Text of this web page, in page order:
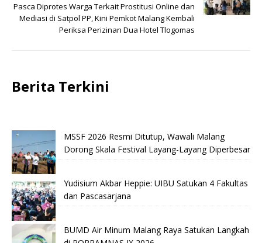
Pasca Diprotes Warga Terkait Prostitusi Online dan
Mediasi di Satpol PP, Kini Pemkot Malang Kembali
Periksa Perizinan Dua Hotel Tlogomas
Berita Terkini
MSSF 2026 Resmi Ditutup, Wawali Malang
Dorong Skala Festival Layang-Layang Diperbesar
Yudisium Akbar Heppie: UIBU Satukan 4 Fakultas
dan Pascasarjana
BUMD Air Minum Malang Raya Satukan Langkah